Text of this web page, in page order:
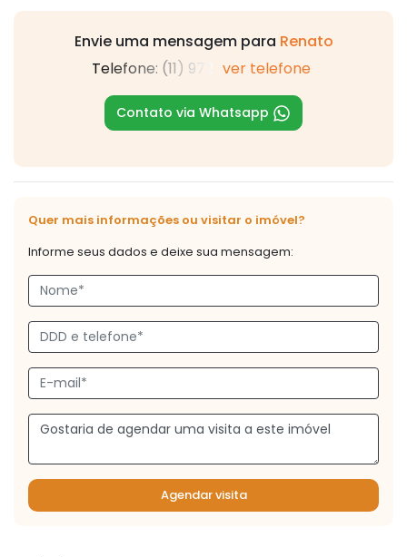
Envie uma mensagem para Renato
Telefone: (11) 972
ver telefone
Contato via Whatsapp
Quer mais informações ou visitar o imóvel?
Informe seus dados e deixe sua mensagem:
Agendar visita